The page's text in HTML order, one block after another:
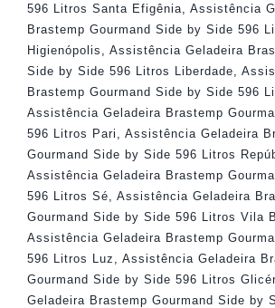
596 Litros Santa Efigênia
Assistência
Brastemp Gourmand Side by Side 596
Higienópolis
Assistência Geladeira
Side by Side 596 Litros Liberdade
Brastemp Gourmand Side by Side 596
Assistência Geladeira Brastemp
596 Litros Pari
Assistência Geladeira
Gourmand Side by Side 596 Litros
Assistência Geladeira Brastemp
596 Litros Sé
Assistência Geladeira
Gourmand Side by Side 596 Litros Vila
Assistência Geladeira Brastemp
596 Litros Luz
Assistência Geladeira
Gourmand Side by Side 596 Litros
Geladeira Brastemp Gourmand Side by